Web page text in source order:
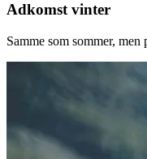
Adkomst vinter
Samme som sommer,